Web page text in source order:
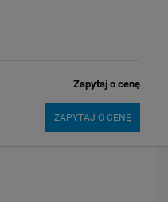
Zapytaj o cenę
ZAPYTAJ O CENĘ